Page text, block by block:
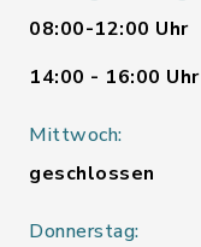
08:00-12:00 Uhr
14:00 - 16:00 Uhr
Mittwoch:
geschlossen
Donnerstag: